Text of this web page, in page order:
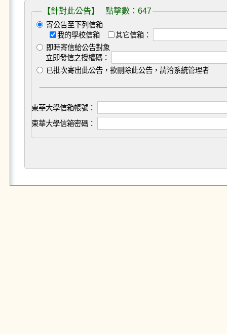
【針對此公告】 點擊數：647
寄公告至下列信箱
我的學校信箱
其它信箱：
即時寄信給公告對象
立即發信之授權碼：
已批次寄出此公告，欲刪除此公告，請洽系統管理者
東華大學信箱帳號：
東華大學信箱密碼：